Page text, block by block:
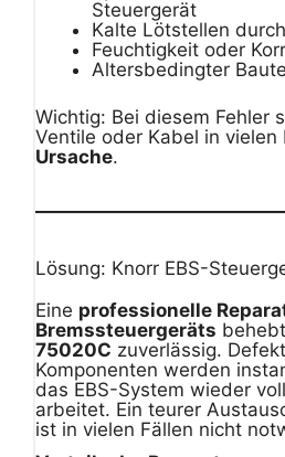
Steuergerät
Kalte Lötstellen
Feuchtigkeit oder
Altersbedingter
Wichtig: Bei diesem Fehler
Ventile oder Kabel in vielen
Ursache.
Lösung: Knorr EBS-
Eine professionelle
Bremssteuergeräts
75020C zuverlässig.
Komponenten werden
das EBS-System wieder
arbeitet. Ein teurer
ist in vielen Fällen nicht